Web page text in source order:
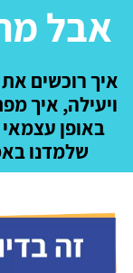
אבל
איך רוכשים
ויעילה, איך
באופן
שלמדנו